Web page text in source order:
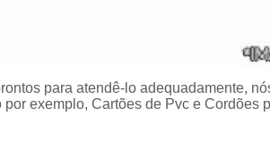
para atendê-lo adequadamente,
exemplo, Cartões de Pvc e Cordões